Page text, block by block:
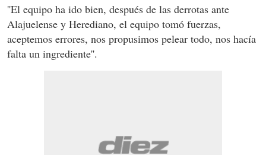
''El equipo ha ido bien, después de las derrotas ante
Alajuelense y Herediano, el equipo tomó fuerzas,
aceptemos errores, nos propusimos pelear todo, nos hacía
falta un ingrediente''.